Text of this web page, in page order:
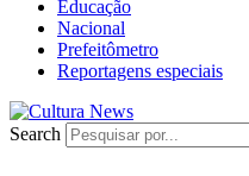
Educação
Nacional
Prefeitômetro
Reportagens especiais
Search